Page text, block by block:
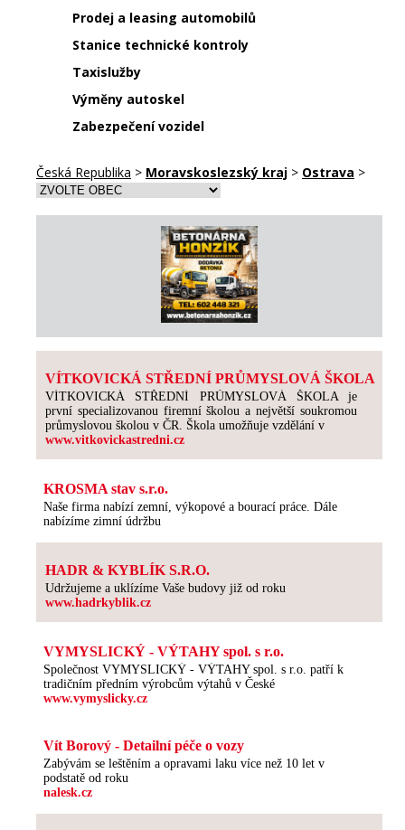
Prodej a leasing automobilů
Stanice technické kontroly
Taxislužby
Výměny autoskel
Zabezpečení vozidel
Česká Republika > Moravskoslezský kraj > Ostrava >
VÍTKOVICKÁ STŘEDNÍ PRŮMYSLOVÁ ŠKOLA
VÍTKOVICKÁ STŘEDNÍ PRŮMYSLOVÁ ŠKOLA je
první specializovanou firemní školou a největší soukromou
průmyslovou školou v ČR. Škola umožňuje vzdělání v
www.vitkovickastredni.cz
KROSMA stav s.r.o.
Naše firma nabízí zemní, výkopové a bourací práce. Dále
nabízíme zimní údržbu
HADR & KYBLÍK S.R.O.
Udržujeme a uklízíme Vaše budovy již od roku
www.hadrkyblik.cz
VYMYSLICKÝ - VÝTAHY spol. s r.o.
Společnost VYMYSLICKÝ - VÝTAHY spol. s r.o. patří k
tradičním předním výrobcům výtahů v České
www.vymyslicky.cz
Vít Borový - Detailní péče o vozy
Zabývám se leštěním a opravami laku více než 10 let v
podstatě od roku
nalesk.cz